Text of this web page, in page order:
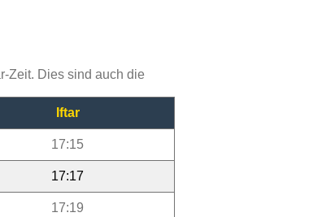
Zeit. Dies sind auch die
Iftar
17:15
17:17
17:19